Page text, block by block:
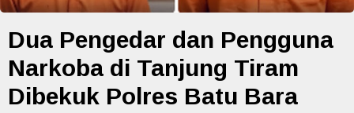
Dua Pengedar dan Pengguna
Narkoba di Tanjung Tiram
Dibekuk Polres Batu Bara